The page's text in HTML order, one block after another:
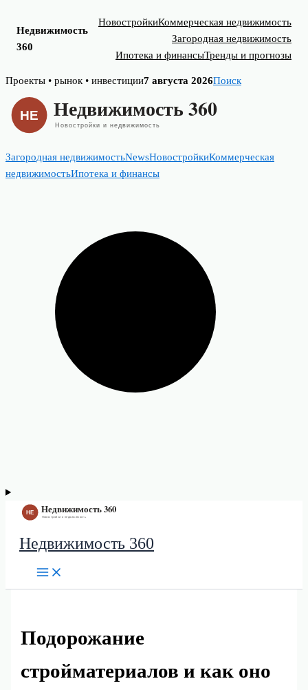
Недвижимость
360
НовостройкиКоммерческая недвижимость
Загородная недвижимость
Ипотека и финансыТренды и прогнозы
Skip
content
Проекты • рынок • инвестиции7 августа 2026Поиск
Загородная недвижимостьNewsНовостройкиКоммерческая
недвижимостьИпотека и финансы
Недвижимость 360
Подорожание
стройматериалов и как оно